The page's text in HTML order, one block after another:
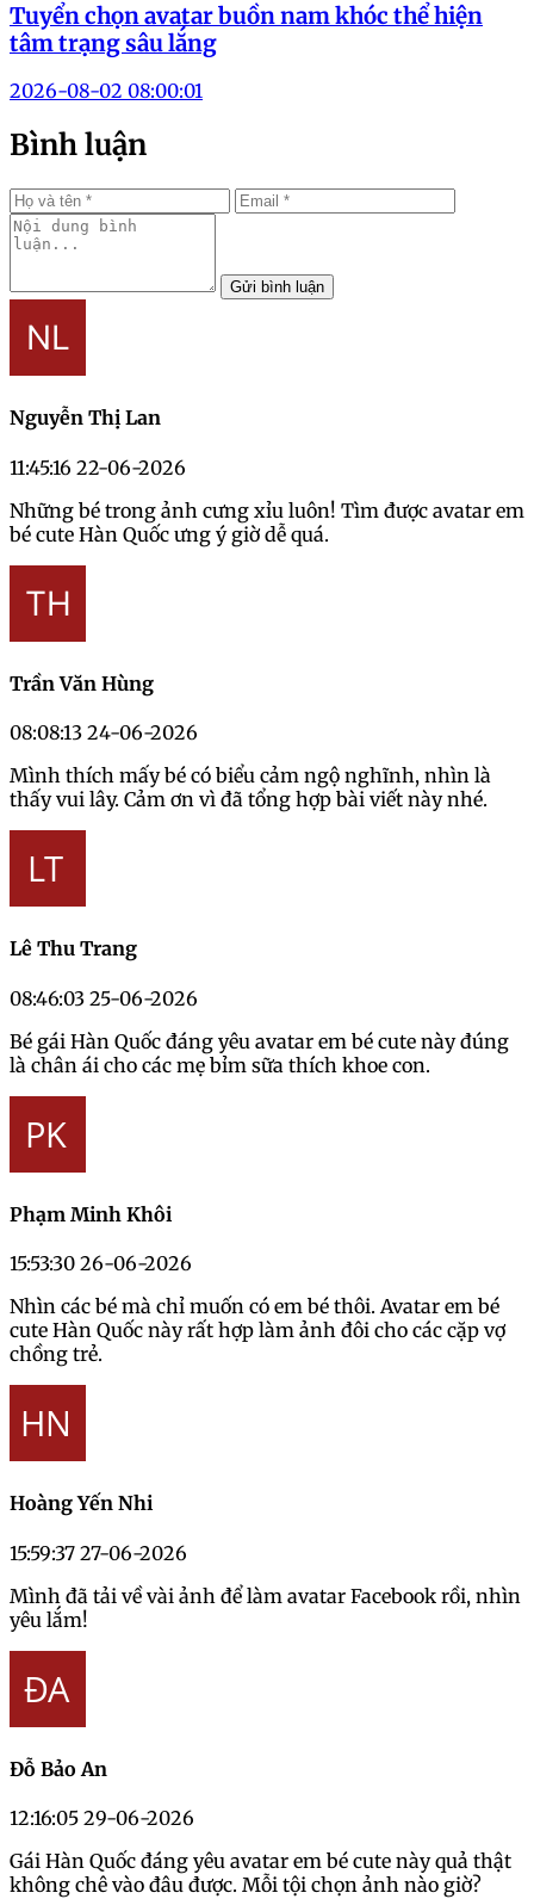
Tuyển chọn avatar buồn nam khóc thể hiện
tâm trạng sâu lắng
2026-08-02 08:00:01
Bình luận
Gửi bình luận
Nguyễn Thị Lan
11:45:16 22-06-2026
Những bé trong ảnh cưng xỉu luôn! Tìm được avatar em
bé cute Hàn Quốc ưng ý giờ dễ quá.
Trần Văn Hùng
08:08:13 24-06-2026
Mình thích mấy bé có biểu cảm ngộ nghĩnh, nhìn là
thấy vui lây. Cảm ơn vì đã tổng hợp bài viết này nhé.
Lê Thu Trang
08:46:03 25-06-2026
Bé gái Hàn Quốc đáng yêu avatar em bé cute này đúng
là chân ái cho các mẹ bỉm sữa thích khoe con.
Phạm Minh Khôi
15:53:30 26-06-2026
Nhìn các bé mà chỉ muốn có em bé thôi. Avatar em bé
cute Hàn Quốc này rất hợp làm ảnh đôi cho các cặp vợ
chồng trẻ.
Hoàng Yến Nhi
15:59:37 27-06-2026
Mình đã tải về vài ảnh để làm avatar Facebook rồi, nhìn
yêu lắm!
Đỗ Bảo An
12:16:05 29-06-2026
Gái Hàn Quốc đáng yêu avatar em bé cute này quả thật
không chê vào đâu được. Mỗi tội chọn ảnh nào giờ?